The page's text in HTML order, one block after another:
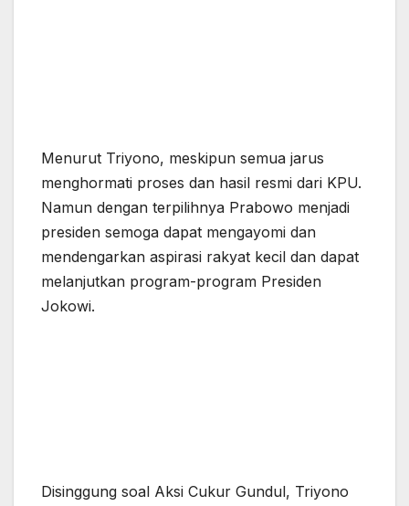
Menurut Triyono, meskipun semua jarus
menghormati proses dan hasil resmi dari KPU.
Namun dengan terpilihnya Prabowo menjadi
presiden semoga dapat mengayomi dan
mendengarkan aspirasi rakyat kecil dan dapat
melanjutkan program-program Presiden
Jokowi.
Disinggung soal Aksi Cukur Gundul, Triyono